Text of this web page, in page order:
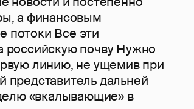
а финансовым
потоки Все эти
российскую почву Нужно
линию, не ущемив при
представитель дальней
«вкалывающие» в